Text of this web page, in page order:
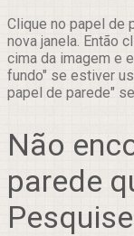
Clique no papel de
nova janela. Então
cima da imagem e
fundo" se estiver
papel de parede"
Não
parede